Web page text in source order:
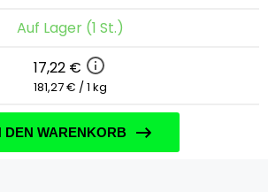
Auf Lager (1 St.)
17,22 €
181,27 € / 1 kg
DEN WARENKORB